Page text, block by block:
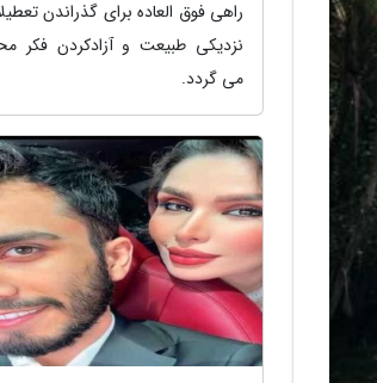
راهی فوق العاده برای گذراندن
نزدیکی طبیعت و آزادکردن فکر
می گردد.